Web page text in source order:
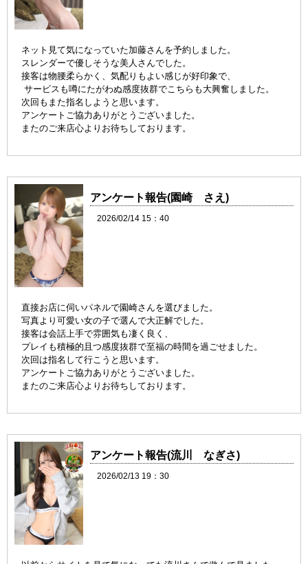
ネット見て気になっていた加藤さんを予約しました。
スレンダーで優しそうな美人さんでした。
接客は物腰柔らかく、気配りもよい感じが好印象で、
サービスも噂にたがわぬ感度抜群でこちらも大興奮しました。
次回もまた指名しようと思います。
アンケートご協力ありがとうございました。
またのご来店心よりお待ちしております。
アンケート報告(園崎 さえ)
2026/02/14 15：40
直接お店に伺いパネルで園崎さんを選びました。
写真より可愛い女の子で選んで大正解でした。
接客は会話上手で雰囲気も凄く良く、
プレイも積極的且つ感度抜群で至福の時間を過ごせました。
次回は指名して行こうと思います。
アンケートご協力ありがとうございました。
またのご来店心よりお待ちしております。
アンケート報告(流川 なぎさ)
2026/02/13 19：30